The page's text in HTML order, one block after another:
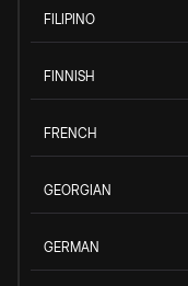
FILIPINO
FINNISH
FRENCH
GEORGIAN
GERMAN